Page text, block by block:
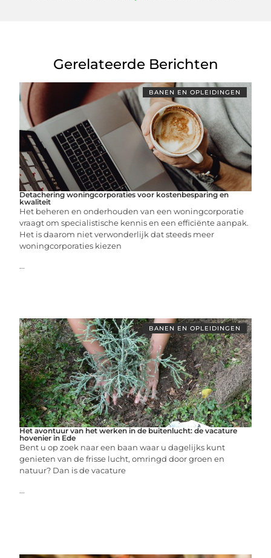
Gerelateerde Berichten
BANEN EN OPLEIDINGEN
Detachering woningcorporaties voor kostenbesparing en
kwaliteit
Het beheren en onderhouden van een woningcorporatie
vraagt om specialistische kennis en een efficiënte aanpak.
Het is daarom niet verwonderlijk dat steeds meer
woningcorporaties kiezen
...
BANEN EN OPLEIDINGEN
Het avontuur van het werken in de buitenlucht: de vacature
hovenier in Ede
Bent u op zoek naar een baan waar u dagelijks kunt
genieten van de frisse lucht, omringd door groen en
natuur? Dan is de vacature
...